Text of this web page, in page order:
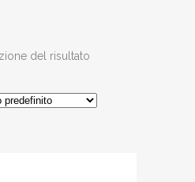
del risultato